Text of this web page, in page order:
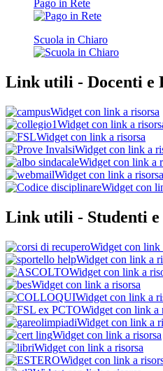
Pago in Rete
Scuola in Chiaro
Link utili - Docenti e
Widget con link a risorsa
Widget con link a
Widget con link a risorsa
Widget con link a
Widget con link a
Widget con link a risorsa
Widget con
Link utili - Studenti e
Widget con link
Widget con link a
Widget con link a
Widget con link a risorsa
Widget con link a
Widget con link a
Widget con link a
Widget con link a risorsa
Widget con link a risorsa
Widget con link a